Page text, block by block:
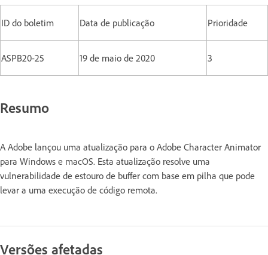
ID do boletim Data de publicação Prioridade
ASPB20-25 19 de maio de 2020 3
Resumo
A Adobe lançou uma atualização para o Adobe Character Animator
para Windows e macOS. Esta atualização resolve uma
vulnerabilidade de estouro de buffer com base em pilha que pode
levar a uma execução de código remota.
Versões afetadas